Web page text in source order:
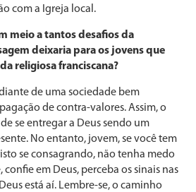
com a Igreja local.
meio a tantos desafios da
deixaria para os jovens que
religiosa franciscana?
de uma sociedade bem
de contra-valores. Assim, o
se entregar a Deus sendo um
No entanto, jovem, se você tem
se consagrando, não tenha medo
confie em Deus, perceba os sinais nas
está aí. Lembre-se, o caminho